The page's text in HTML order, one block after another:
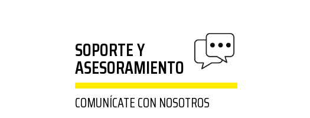
SOPORTE Y
ASESORAMIENTO
COMUNÍCATE CON NOSOTROS